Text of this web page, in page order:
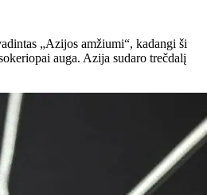
„Azijos amžiumi“, kadangi ši
auga. Azija sudaro trečdalį